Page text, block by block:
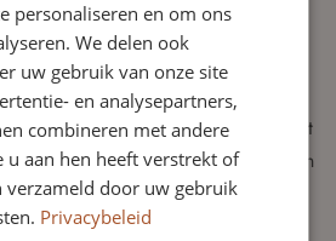
en het belang ervan.
interne en externe stakeholders.
en ervaring die hem/haar in staat stelt
te onderkennen, te analyseren en
en het gesprek te voeren.
voor een open, transparante en
personaliseren en om ons
We delen ook
uw gebruik van onze site
en analysepartners,
combineren met andere
u aan hen heeft verstrekt of
verzameld door uw gebruik
Privacybeleid